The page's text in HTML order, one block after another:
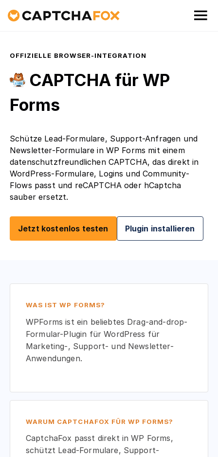
OFFIZIELLE BROWSER-INTEGRATION
CAPTCHA für WP
Forms
Schütze Lead-Formulare, Support-Anfragen und
Newsletter-Formulare in WP Forms mit einem
datenschutzfreundlichen CAPTCHA, das direkt in
WordPress-Formulare, Logins und Community-
Flows passt und reCAPTCHA oder hCaptcha
sauber ersetzt.
Jetzt kostenlos testen Plugin installieren
WAS IST WP FORMS?
WPForms ist ein beliebtes Drag-and-drop-
Formular-Plugin für WordPress für
Marketing-, Support- und Newsletter-
Anwendungen.
WARUM CAPTCHAFOX FÜR WP FORMS?
CaptchaFox passt direkt in WP Forms,
schützt Lead-Formulare, Support-